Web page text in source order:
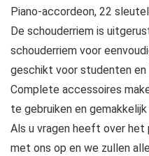
Piano-accordeon, 22
De schouderriem is
schouderriem voor
geschikt voor studenten en
Complete accessoires
te gebruiken en
Als u vragen heeft over
met ons op en we zullen